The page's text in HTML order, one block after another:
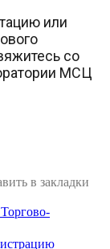
или
со
МСЦ
в закладки